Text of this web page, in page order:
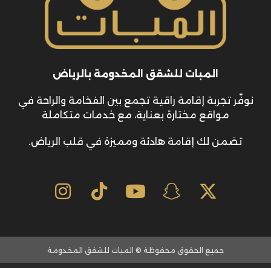
المبات للشقق المخدومة بالرياض
نوفّر تجربة إقامة راقية تجمع بين الفخامة والراحة في
مواقع مختارة بعناية، مع خدمات متكاملة
تضمن لك إقامة هادئة ومميزة في قلب الرياض.
جميع الحقوق محفوظة © المبات للشقق المخدومة